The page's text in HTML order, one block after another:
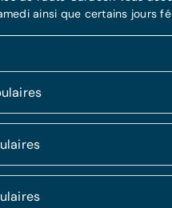
ainsi que certains jours